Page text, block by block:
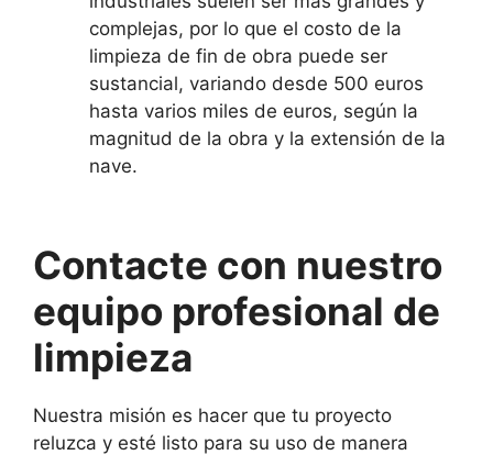
complejas, por lo que el costo de la
limpieza de fin de obra puede ser
sustancial, variando desde 500 euros
hasta varios miles de euros, según la
magnitud de la obra y la extensión de la
nave.
Contacte con nuestro
equipo profesional de
limpieza
Nuestra misión es hacer que tu proyecto
reluzca y esté listo para su uso de manera